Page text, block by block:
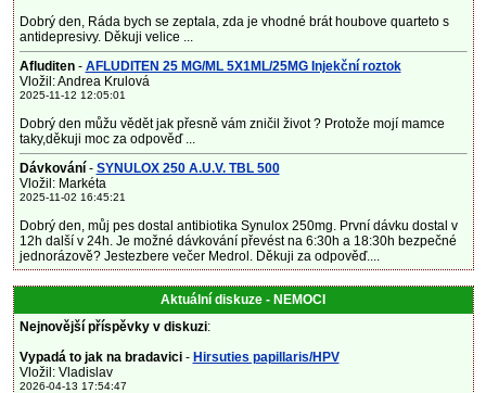
Dobrý den, Ráda bych se zeptala, zda je vhodné brát houbove quarteto s
antidepresivy. Děkuji velice ...
Afluditen- AFLUDITEN 25 MG/ML 5X1ML/25MG Injekční roztok
Vložil: Andrea Krulová
2025-11-12 12:05:01
Dobrý den můžu vědět jak přesně vám zničil život ? Protože mojí mamce
taky,děkuji moc za odpověď ...
Dávkování - SYNULOX 250 A.U.V. TBL 500
Vložil: Markéta
2025-11-02 16:45:21
Dobrý den, můj pes dostal antibiotika Synulox 250mg. První dávku dostal v
12h další v 24h. Je možné dávkování převést na 6:30h a 18:30h bezpečné
jednorázově? Jestezbere večer Medrol. Děkuji za odpověď....
Aktuální diskuze - NEMOCI
Nejnovější příspěvky v diskuzi:
Vypadá to jak na bradavici - Hirsuties papillaris/HPV
Vložil: Vladislav
2026-04-13 17:54:47